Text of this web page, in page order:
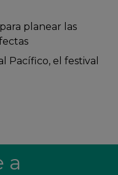
planear las
Pacífico, el festival
a